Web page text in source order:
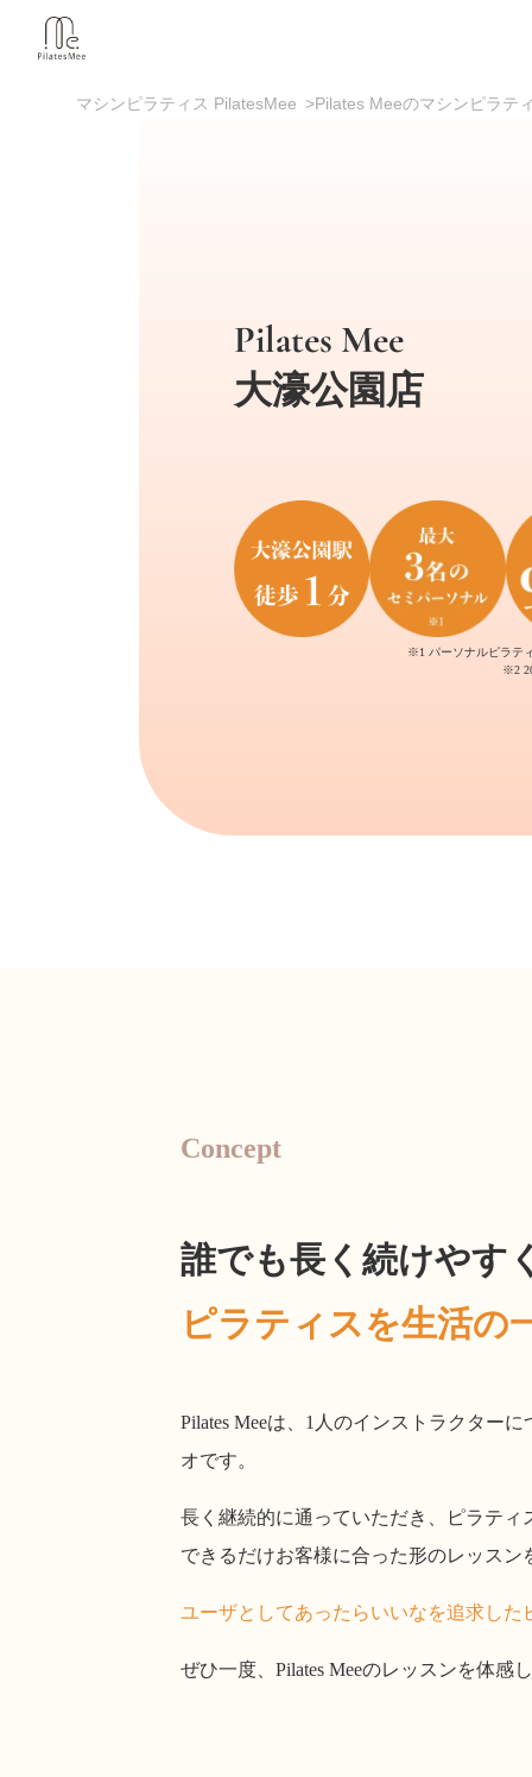
マシンピラティス PilatesMee >Pilates Meeのマシンピラテ
Pilates Mee
大濠公園店
※1 パーソナルピラテ
※2
Concept
誰でも長く続けやす
ピラティスを生活の
Pilates Meeは、1人のインストラクター
オです。
長く継続的に通っていただき、ピラテ
できるだけお客様に合った形のレッス
ユーザとしてあったらいいなを追求した
ぜひ一度、Pilates Meeのレッスンを体感